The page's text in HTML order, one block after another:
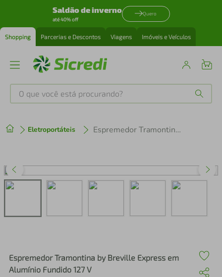
Saldão de inverno
até 40% off
Quero
Shopping Parcerias e Descontos Viagens Imóveis e Veículos
O que você está procurando?
Eletroportáteis Espremedor Tramontina by Breville Express em Alumínio Fundido 127 V
Espremedor Tramontina by Breville Express em
Alumínio Fundido 127 V
2º cafeteira